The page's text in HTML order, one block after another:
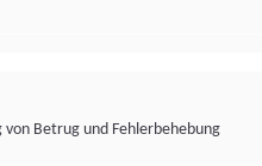
Betrug und Fehlerbehebung